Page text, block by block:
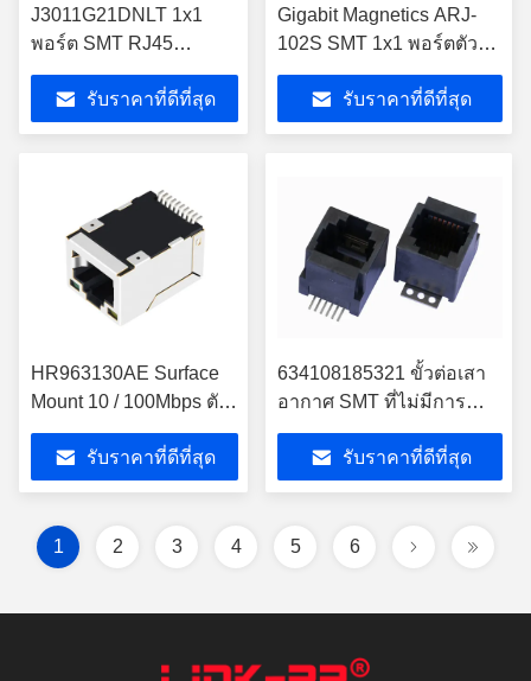
J3011G21DNLT 1x1
พอร์ต SMT RJ45
Connector การสิ้นสุดการ
บัดกรีด้วย 10 / 100M
รับราคาที่ดีที่สุด
Gigabit Magnetics ARJ-
102S SMT 1x1 พอร์ตตัว
เชื่อมต่อ Magjack RJ45
รับราคาที่ดีที่สุด
HR963130AE Surface
Mount 10 / 100Mbps ตัว
เชื่อมต่อ SMT RJ45
รับราคาที่ดีที่สุด
634108185321 ขั้วต่อเสา
อากาศ SMT ที่ไม่มีการ
ป้องกัน 1 หน้า 1 แท็บลง
LPJE29972NNL
รับราคาที่ดีที่สุด
1 2 3 4 5 6